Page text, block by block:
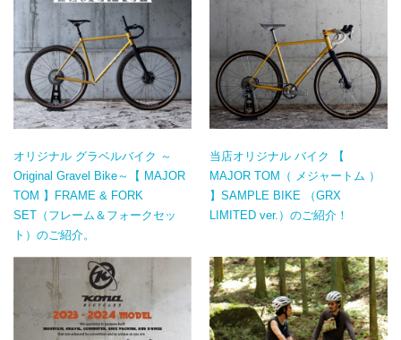
オリジナル グラベルバイク ～
Original Gravel Bike～【 MAJOR
TOM 】FRAME & FORK
SET（フレーム＆フォークセッ
ト）のご紹介。
当店オリジナル バイク 【
MAJOR TOM（ メジャートム ）
】SAMPLE BIKE （GRX
LIMITED ver.）のご紹介！